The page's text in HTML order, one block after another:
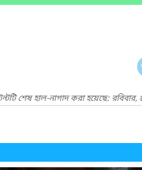
শেষ হাল-নাগাদ করা হয়েছে: